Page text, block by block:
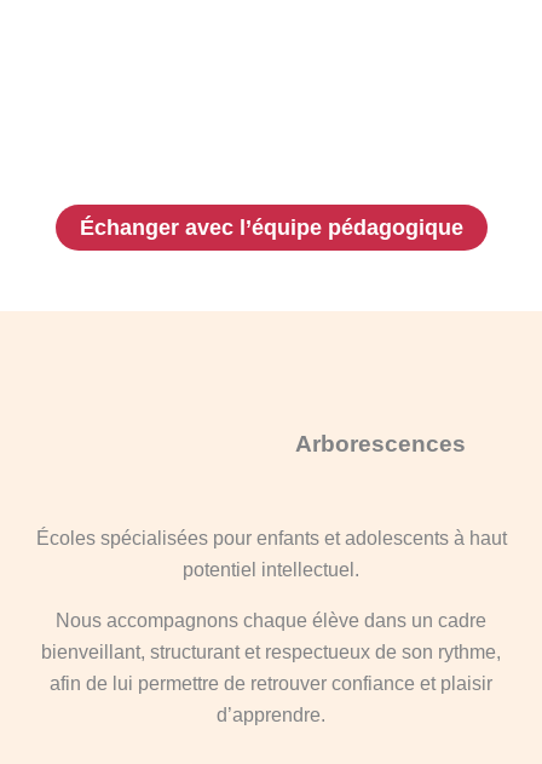
Échanger avec l’équipe pédagogique
Arborescences
Écoles spécialisées pour enfants et adolescents à haut
potentiel intellectuel.
Nous accompagnons chaque élève dans un cadre
bienveillant, structurant et respectueux de son rythme,
afin de lui permettre de retrouver confiance et plaisir
d’apprendre.